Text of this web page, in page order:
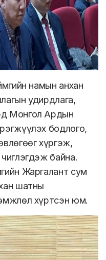
намын анхан
удирдлага,
Монгол Ардын
бодлого,
хүргэж,
байна.
Жаргалант сум
шатны
хүртсэн юм.